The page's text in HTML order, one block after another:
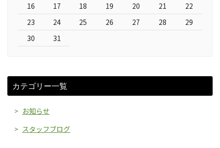
16
17 18 19 20 21
22
23
24 25 26 27 28
29
30
31
カテゴリー一覧
お知らせ
スタッフブログ